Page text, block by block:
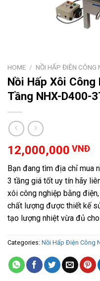
HOME / NỒI HẤP ĐIỆN CÔNG
Nồi Hấp Xôi
Tầng NHX-D400-
12,000,000 VNĐ
Bạn đang tìm địa chỉ mua
3 tầng giá tốt uy tín hãy
xôi công nghiệp bằng
chất lượng được thiết kế
tạo lượng nhiệt vừa đủ
Categories: Nồi Hấp Điện Công